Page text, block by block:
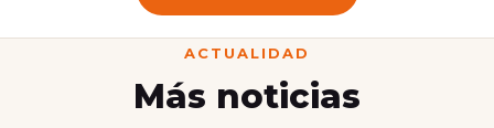
ACTUALIDAD
Más noticias